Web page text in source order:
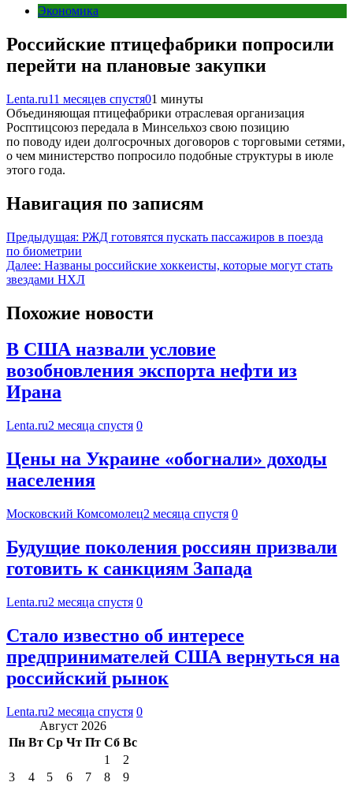
Экономика
Российские птицефабрики попросили
перейти на плановые закупки
Lenta.ru11 месяцев спустя01 минуты
Объединяющая птицефабрики отраслевая организация
Росптицсоюз передала в Минсельхоз свою позицию
по поводу идеи долгосрочных договоров с торговыми сетями,
о чем министерство попросило подобные структуры в июле
этого года.
Навигация по записям
Предыдущая: РЖД готовятся пускать пассажиров в поезда
по биометрии
Далее: Названы российские хоккеисты, которые могут стать
звездами НХЛ
Похожие новости
В США назвали условие
возобновления экспорта нефти из
Ирана
Lenta.ru2 месяца спустя 0
Цены на Украине «обогнали» доходы
населения
Московский Комсомолец2 месяца спустя 0
Будущие поколения россиян призвали
готовить к санкциям Запада
Lenta.ru2 месяца спустя 0
Стало известно об интересе
предпринимателей США вернуться на
российский рынок
Lenta.ru2 месяца спустя 0
Август 2026
Пн Вт Ср Чт Пт Сб Вс
1
2
3
4 5 6 7 8
9